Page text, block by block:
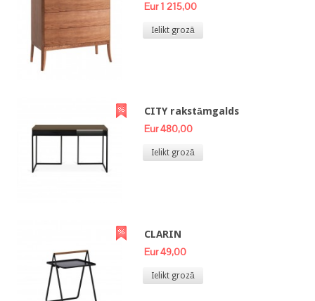
Eur 1 215,00
Ielikt grozā
CITY rakstāmgalds
Eur 480,00
Ielikt grozā
CLARIN
Eur 49,00
Ielikt grozā